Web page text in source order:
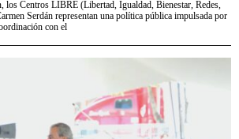
los Centros LIBRE (Libertad, Igualdad, Bienestar, Redes,
Serdán representan una política pública impulsada por
con el